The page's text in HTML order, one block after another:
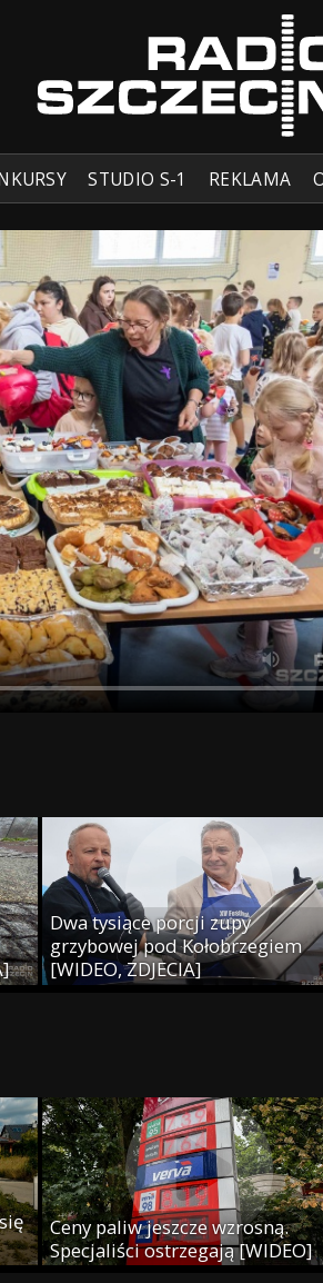
STUDIO S-1 REKLAMA
Dwa tysiące porcji zupy
grzybowej pod Kołobrzegiem
[WIDEO, ZDJECIA]
Ceny paliw jeszcze wzrosną.
Specjaliści ostrzegają [WIDEO]